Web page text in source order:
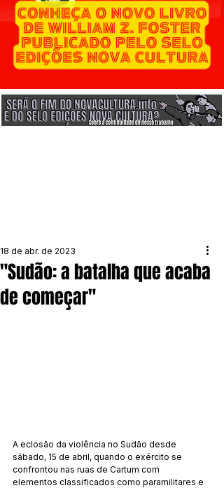
"Sudão: a batalha que acaba
de começar"
18 de abr. de 2023
A eclosão da violência no Sudão desde
sábado, 15 de abril, quando o exército se
confrontou nas ruas de Cartum com
elementos classificados como paramilitares e